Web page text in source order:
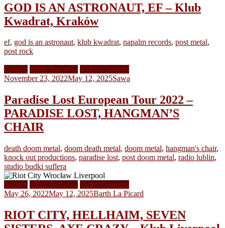
GOD IS AN ASTRONAUT, EF – Klub
Kwadrat, Kraków
ef, god is an astronaut, klub kwadrat, napalm records, post metal,
post rock
Gallery Show Reviews Video Concerts
November 23, 2022May 12, 2025Sawa
Paradise Lost European Tour 2022 –
PARADISE LOST, HANGMAN’S
CHAIR
death doom metal, doom death metal, doom metal, hangman's chair,
knock out productions, paradise lost, post doom metal, radio lublin,
studio budki suflera
Gallery Show Reviews Video Concerts
May 26, 2022May 12, 2025Barth La Picard
RIOT CITY, HELLHAIM, SEVEN